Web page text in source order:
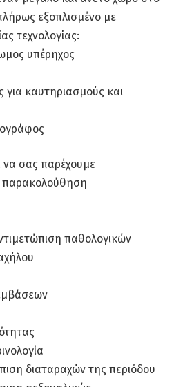
εξοπλισμένο με
τεχνολογίας:
υπέρηχος
καυτηριασμούς και
να σας παρέχουμε
παρακολούθηση
παθολογικών
διαταραχών της περιόδου